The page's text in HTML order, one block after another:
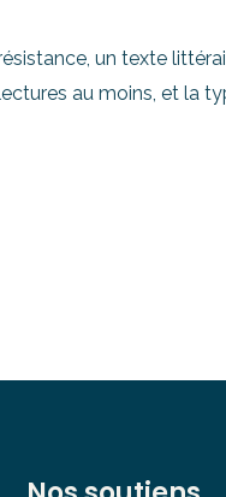
un texte
au moins, et la